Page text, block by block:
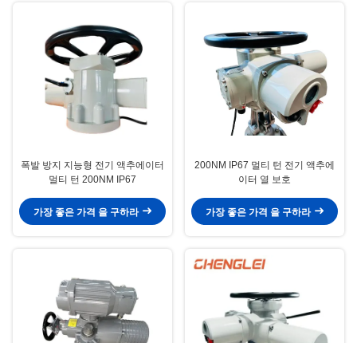
폭발 방지 지능형 전기 액추에이터
멀티 턴 200NM IP67
가장 좋은 가격 을 구하라
200NM IP67 멀티 턴 전기 액추에
이터 열 보호
가장 좋은 가격 을 구하라